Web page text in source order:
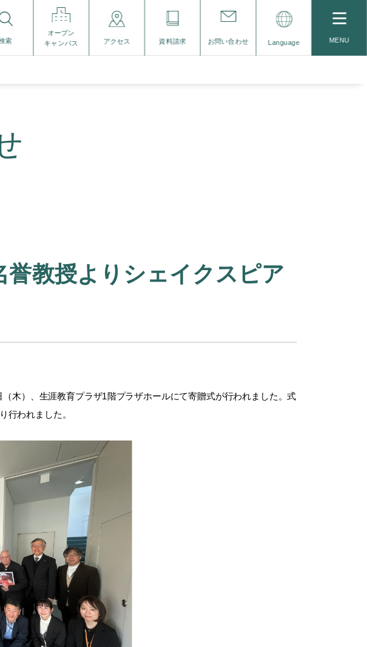
索
オープン
キャンパス アクセス 資料請求 お問い合わせ Language MENU
誉教授よりシェイクスピア
木）、生涯教育プラザ1階プラザホールにて寄贈式が行われました。式
行われました。